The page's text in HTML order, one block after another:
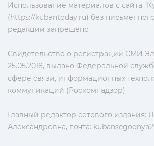
Использование материалов с сайта
(https://kubantoday.ru) без
редакции запрещено
Свидетельство о регистрации СМИ
25.05.2018, выдано Федеральной
сфере связи, информационных
коммуникаций (Роскомнадзор)
Главный редактор сетевого издания:
Александровна, почта: